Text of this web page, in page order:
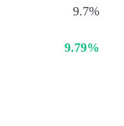
9.7%
9.79%